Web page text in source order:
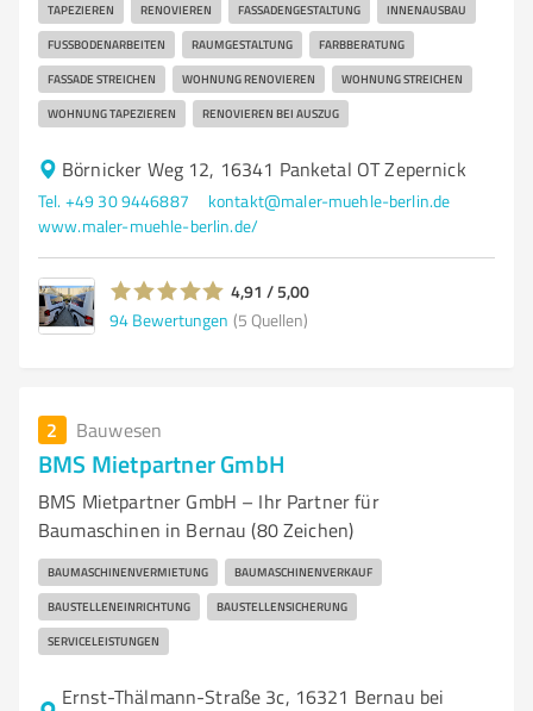
TAPEZIEREN RENOVIEREN FASSADENGESTALTUNG INNENAUSBAU
FUSSBODENARBEITEN RAUMGESTALTUNG FARBBERATUNG
FASSADE STREICHEN WOHNUNG RENOVIEREN WOHNUNG STREICHEN
WOHNUNG TAPEZIEREN RENOVIEREN BEI AUSZUG
Börnicker Weg 12, 16341 Panketal OT Zepernick
Tel. +49 30 9446887
kontakt@maler-muehle-berlin.de
www.maler-muehle-berlin.de/
4,91 / 5,00
94 Bewertungen (5 Quellen)
2 Bauwesen
BMS Mietpartner GmbH
BMS Mietpartner GmbH – Ihr Partner für
Baumaschinen in Bernau (80 Zeichen)
BAUMASCHINENVERMIETUNG BAUMASCHINENVERKAUF
BAUSTELLENEINRICHTUNG BAUSTELLENSICHERUNG
SERVICELEISTUNGEN
Ernst-Thälmann-Straße 3c, 16321 Bernau bei